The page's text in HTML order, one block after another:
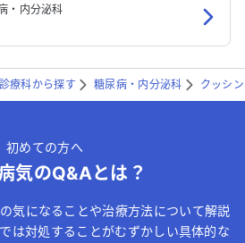
・内分泌科
診療科から探す 糖尿病・内分泌科 クッシ
初めての方へ
気のQ&Aとは？
気になることや治療方法について解説
は対処することがむずかしい具体的な